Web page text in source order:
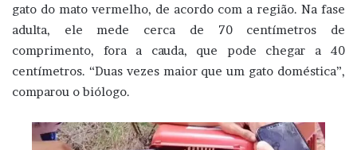
gato do mato vermelho, de acordo com a região. Na fase
adulta, ele mede cerca de 70 centímetros de
comprimento, fora a cauda, que pode chegar a 40
centímetros. “Duas vezes maior que um gato doméstica”,
comparou o biólogo.